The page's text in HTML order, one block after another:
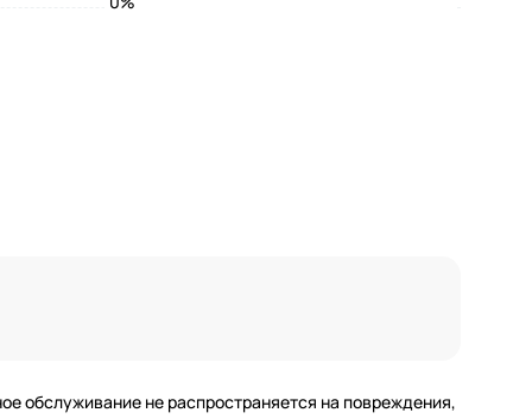
обслуживание не распространяется на повреждения,